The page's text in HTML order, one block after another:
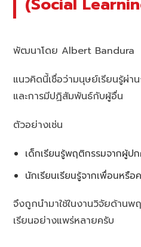
พัฒนาโดย Albert Bandura
แนวคิดนี้เชื่อว่ามนุษย์เรียนรู้ผ่า
และการมีปฏิสัมพันธ์กับผู้อื่น
ตัวอย่างเช่น
เด็กเรียนรู้พฤติกรรมจากผู้ป
นักเรียนเรียนรู้จากเพื่อนหรือ
จึงถูกนำมาใช้ในงานวิจัยด้าน
เรียนอย่างแพร่หลายครับ